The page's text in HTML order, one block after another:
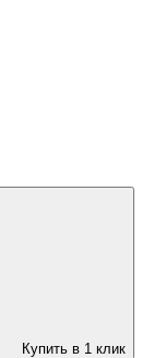
Купить в 1 клик